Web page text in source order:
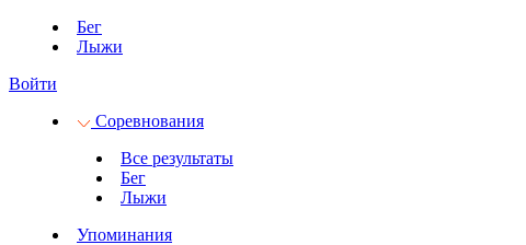
Бег
Лыжи
Войти
Соревнования
Все результаты
Бег
Лыжи
Упоминания